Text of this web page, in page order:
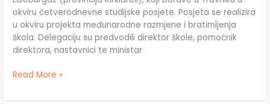
okviru četverodnevne studijske posjete. Posjeta se realizira
u okviru projekta međunarodne razmjene i bratimljenja
škola. Delegaciju su predvodili direktor škole, pomoćnik
direktora, nastavnici te ministar
Posjeta
biblioteci
Read More »